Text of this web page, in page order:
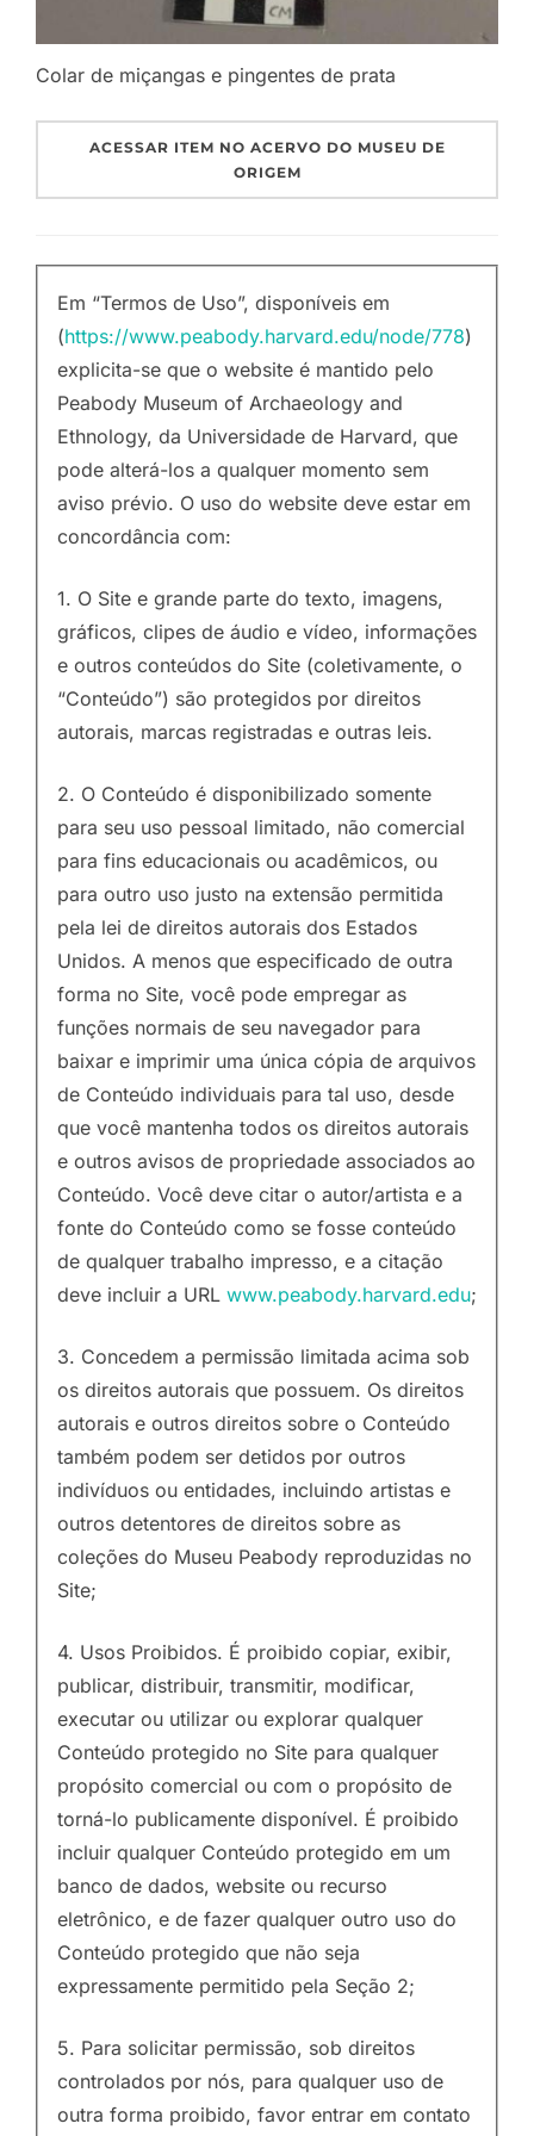
Colar de miçangas e pingentes de prata
ACESSAR ITEM NO ACERVO DO MUSEU DE
ORIGEM
Em “Termos de Uso”, disponíveis em
(https://www.peabody.harvard.edu/node/778)
explicita-se que o website é mantido pelo
Peabody Museum of Archaeology and
Ethnology, da Universidade de Harvard, que
pode alterá-los a qualquer momento sem
aviso prévio. O uso do website deve estar em
concordância com:
1. O Site e grande parte do texto, imagens,
gráficos, clipes de áudio e vídeo, informações
e outros conteúdos do Site (coletivamente, o
“Conteúdo”) são protegidos por direitos
autorais, marcas registradas e outras leis.
2. O Conteúdo é disponibilizado somente
para seu uso pessoal limitado, não comercial
para fins educacionais ou acadêmicos, ou
para outro uso justo na extensão permitida
pela lei de direitos autorais dos Estados
Unidos. A menos que especificado de outra
forma no Site, você pode empregar as
funções normais de seu navegador para
baixar e imprimir uma única cópia de arquivos
de Conteúdo individuais para tal uso, desde
que você mantenha todos os direitos autorais
e outros avisos de propriedade associados ao
Conteúdo. Você deve citar o autor/artista e a
fonte do Conteúdo como se fosse conteúdo
de qualquer trabalho impresso, e a citação
deve incluir a URL www.peabody.harvard.edu;
3. Concedem a permissão limitada acima sob
os direitos autorais que possuem. Os direitos
autorais e outros direitos sobre o Conteúdo
também podem ser detidos por outros
indivíduos ou entidades, incluindo artistas e
outros detentores de direitos sobre as
coleções do Museu Peabody reproduzidas no
Site;
4. Usos Proibidos. É proibido copiar, exibir,
publicar, distribuir, transmitir, modificar,
executar ou utilizar ou explorar qualquer
Conteúdo protegido no Site para qualquer
propósito comercial ou com o propósito de
torná-lo publicamente disponível. É proibido
incluir qualquer Conteúdo protegido em um
banco de dados, website ou recurso
eletrônico, e de fazer qualquer outro uso do
Conteúdo protegido que não seja
expressamente permitido pela Seção 2;
5. Para solicitar permissão, sob direitos
controlados por nós, para qualquer uso de
outra forma proibido, favor entrar em contato